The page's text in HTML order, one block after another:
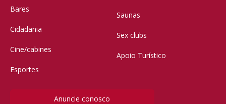
Bares
Cidadania
Cine/cabines
Esportes
Saunas
Sex clubs
Apoio Turístico
Anuncie conosco